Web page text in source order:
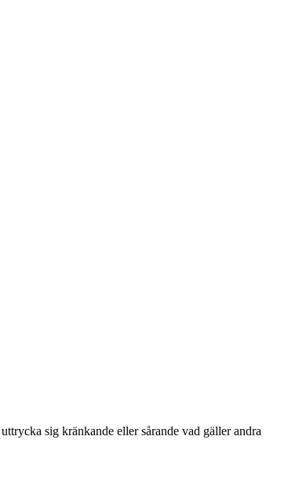
sig kränkande eller sårande vad gäller andra